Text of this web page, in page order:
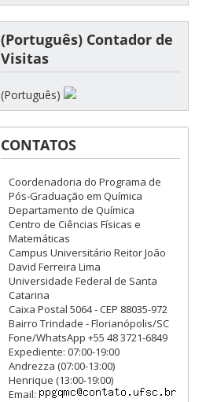
(Português) Contador de
Visitas
(Português)
CONTATOS
Coordenadoria do Programa de
Pós-Graduação em Química
Departamento de Química
Centro de Ciências Físicas e
Matemáticas
Campus Universitário Reitor João
David Ferreira Lima
Universidade Federal de Santa
Catarina
Caixa Postal 5064 - CEP 88035-972
Bairro Trindade - Florianópolis/SC
Fone/WhatsApp +55 48 3721-6849
Expediente: 07:00-19:00
Andrezza (07:00-13:00)
Henrique (13:00-19:00)
Email: